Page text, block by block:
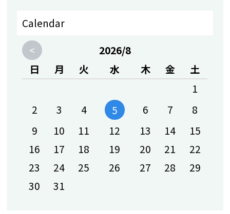
4月30日 プール安全研修を実施しました
（動画も見て下さいね）
2026-05-08 15:48
4月30日 新入社員入社式＆スタッフ研修
IROHAの日、月が始まります！
2026-04-04 09:00
ダンス風景動画
Calendar
<
2026/8
日
月 火 水 木 金
土
1
2
3 4 5 6 7
8
9
10 11 12 13 14
15
16
17 18 19 20 21
22
23
24 25 26 27 28
29
30
31